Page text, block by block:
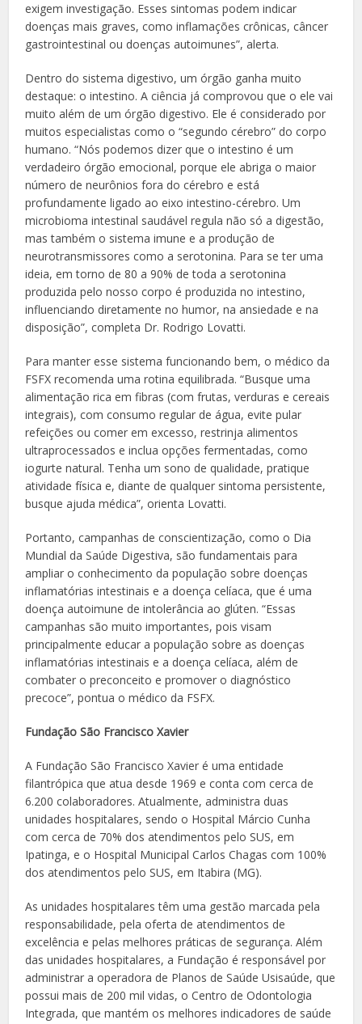
exigem investigação. Esses sintomas podem indicar
doenças mais graves, como inflamações crônicas, câncer
gastrointestinal ou doenças autoimunes”, alerta.
Dentro do sistema digestivo, um órgão ganha muito
destaque: o intestino. A ciência já comprovou que o ele vai
muito além de um órgão digestivo. Ele é considerado por
muitos especialistas como o “segundo cérebro” do corpo
humano. “Nós podemos dizer que o intestino é um
verdadeiro órgão emocional, porque ele abriga o maior
número de neurônios fora do cérebro e está
profundamente ligado ao eixo intestino-cérebro. Um
microbioma intestinal saudável regula não só a digestão,
mas também o sistema imune e a produção de
neurotransmissores como a serotonina. Para se ter uma
ideia, em torno de 80 a 90% de toda a serotonina
produzida pelo nosso corpo é produzida no intestino,
influenciando diretamente no humor, na ansiedade e na
disposição”, completa Dr. Rodrigo Lovatti.
Para manter esse sistema funcionando bem, o médico da
FSFX recomenda uma rotina equilibrada. “Busque uma
alimentação rica em fibras (com frutas, verduras e cereais
integrais), com consumo regular de água, evite pular
refeições ou comer em excesso, restrinja alimentos
ultraprocessados e inclua opções fermentadas, como
iogurte natural. Tenha um sono de qualidade, pratique
atividade física e, diante de qualquer sintoma persistente,
busque ajuda médica”, orienta Lovatti.
Portanto, campanhas de conscientização, como o Dia
Mundial da Saúde Digestiva, são fundamentais para
ampliar o conhecimento da população sobre doenças
inflamatórias intestinais e a doença celíaca, que é uma
doença autoimune de intolerância ao glúten. “Essas
campanhas são muito importantes, pois visam
principalmente educar a população sobre as doenças
inflamatórias intestinais e a doença celíaca, além de
combater o preconceito e promover o diagnóstico
precoce”, pontua o médico da FSFX.
Fundação São Francisco Xavier
A Fundação São Francisco Xavier é uma entidade
filantrópica que atua desde 1969 e conta com cerca de
6.200 colaboradores. Atualmente, administra duas
unidades hospitalares, sendo o Hospital Márcio Cunha
com cerca de 70% dos atendimentos pelo SUS, em
Ipatinga, e o Hospital Municipal Carlos Chagas com 100%
dos atendimentos pelo SUS, em Itabira (MG).
As unidades hospitalares têm uma gestão marcada pela
responsabilidade, pela oferta de atendimentos de
excelência e pelas melhores práticas de segurança. Além
das unidades hospitalares, a Fundação é responsável por
administrar a operadora de Planos de Saúde Usisaúde, que
possui mais de 200 mil vidas, o Centro de Odontologia
Integrada, que mantém os melhores indicadores de saúde